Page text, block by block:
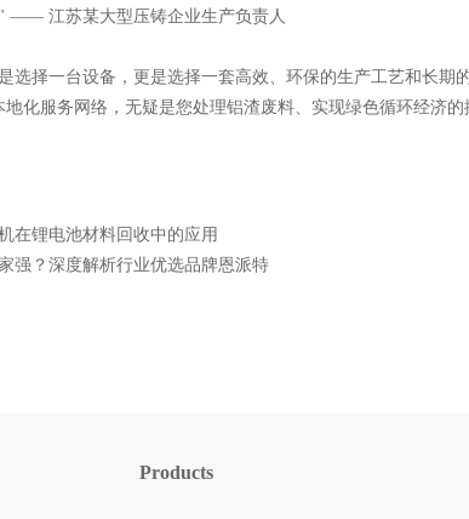
—— 江苏某大型压铸企业生产负责人
选择一台设备，更是选择一套高效、环保的生产工艺和长期
化服务网络，无疑是您处理铝渣废料、实现绿色循环经济的
在锂电池材料回收中的应用
强？深度解析行业优选品牌恩派特
Products